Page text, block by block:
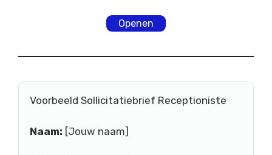
Openen
Voorbeeld Sollicitatiebrief Receptioniste
Naam: [Jouw naam]